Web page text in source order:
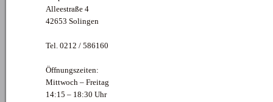
Alleestraße 4
42653 Solingen
Tel. 0212 / 586160
Öffnungszeiten:
Mittwoch – Freitag
14:15 – 18:30 Uhr